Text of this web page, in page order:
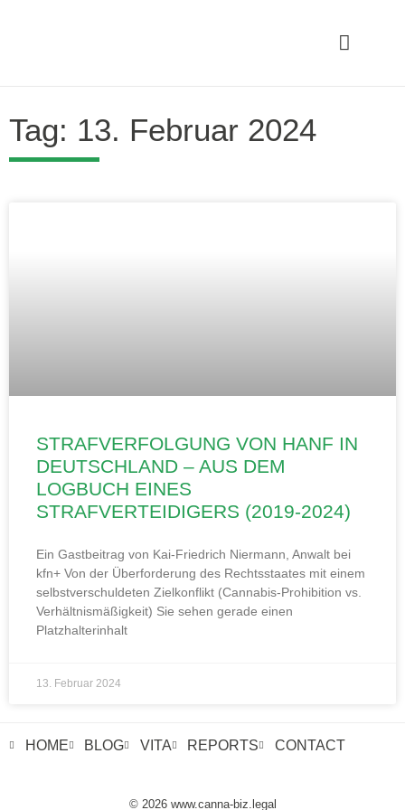
Tag: 13. Februar 2024
STRAFVERFOLGUNG VON HANF IN
DEUTSCHLAND – AUS DEM
LOGBUCH EINES
STRAFVERTEIDIGERS (2019-2024)
Ein Gastbeitrag von Kai-Friedrich Niermann, Anwalt bei
kfn+ Von der Überforderung des Rechtsstaates mit einem
selbstverschuldeten Zielkonflikt (Cannabis-Prohibition vs.
Verhältnismäßigkeit) Sie sehen gerade einen
Platzhalterinhalt
13. Februar 2024
HOME BLOG VITA REPORTS CONTACT
© 2026 www.canna-biz.legal